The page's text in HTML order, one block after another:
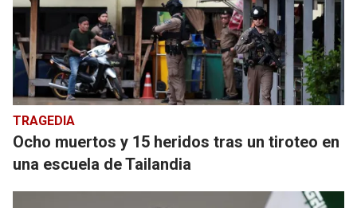
TRAGEDIA
Ocho muertos y 15 heridos tras un tiroteo en
una escuela de Tailandia